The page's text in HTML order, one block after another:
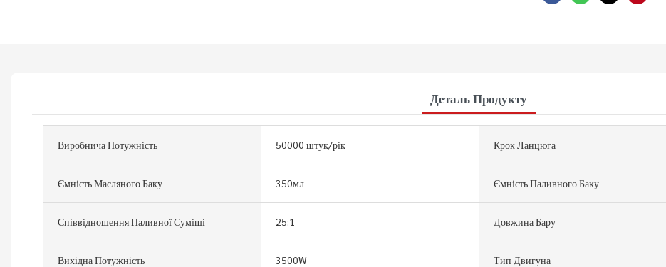
Деталь Продукту
Виробнича Потужність 50000 штук/рік Крок Ланцюга
Ємність Масляного Баку 350мл Ємність Паливного Баку
Співвідношення Паливної Суміші 25:1 Довжина Бару
Вихідна Потужність 3500W Тип Двигуна